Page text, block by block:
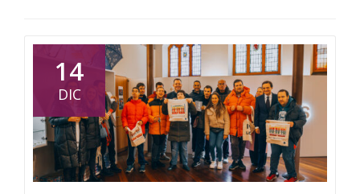
14
DIC